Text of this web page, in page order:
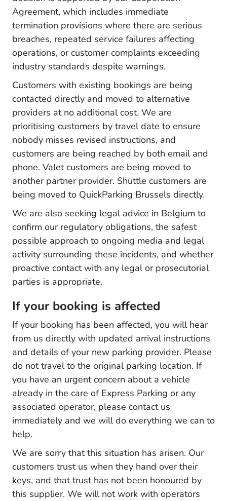
Agreement, which includes immediate
termination provisions where there are serious
breaches, repeated service failures affecting
operations, or customer complaints exceeding
industry standards despite warnings.
Customers with existing bookings are being
contacted directly and moved to alternative
providers at no additional cost. We are
prioritising customers by travel date to ensure
nobody misses revised instructions, and
customers are being reached by both email and
phone. Valet customers are being moved to
another partner provider. Shuttle customers are
being moved to QuickParking Brussels directly.
We are also seeking legal advice in Belgium to
confirm our regulatory obligations, the safest
possible approach to ongoing media and legal
activity surrounding these incidents, and whether
proactive contact with any legal or prosecutorial
parties is appropriate.
If your booking is affected
If your booking has been affected, you will hear
from us directly with updated arrival instructions
and details of your new parking provider. Please
do not travel to the original parking location. If
you have an urgent concern about a vehicle
already in the care of Express Parking or any
associated operator, please contact us
immediately and we will do everything we can to
help.
We are sorry that this situation has arisen. Our
customers trust us when they hand over their
keys, and that trust has not been honoured by
this supplier. We will not work with operators